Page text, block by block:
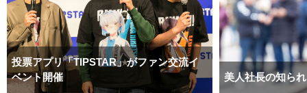
投票アプリ「TIPSTAR」がファン交流イ
ベント開催
美人社長の知ら